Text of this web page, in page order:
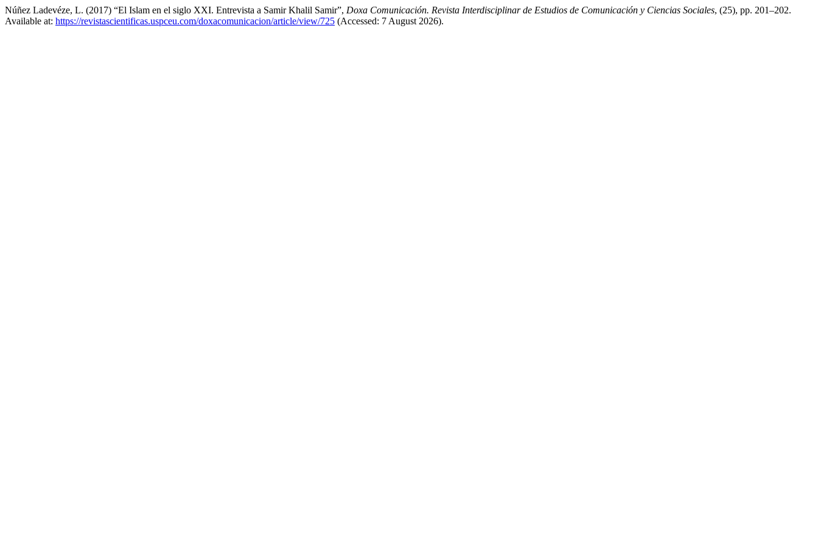
Núñez Ladevéze, L. (2017) “El Islam en el siglo XXI. Entrevista a Samir Khalil Samir”, Doxa Comunicación. Revista Interdisciplinar de Estudios de Comunicación y Ciencias Sociales, (25), pp. 201–202.
Available at: https://revistascientificas.uspceu.com/doxacomunicacion/article/view/725 (Accessed: 7 August 2026).